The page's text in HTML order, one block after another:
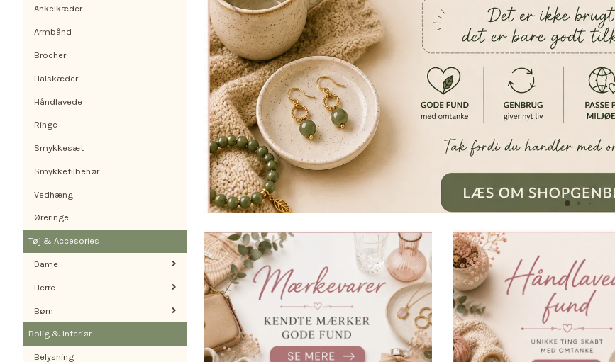
Ankelkæder
Armbånd
Brocher
Halskæder
Håndlavede
Ringe
Smykkesæt
Smykketilbehør
Vedhæng
Øreringe
Tøj & Accesories
Dame
Herre
Børn
Bolig & Interiør
Belysning